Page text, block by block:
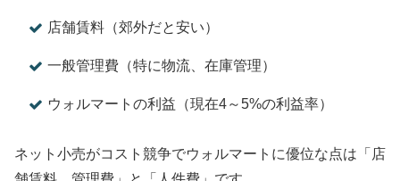
店舗賃料（郊外だと安い）
一般管理費（特に物流、在庫管理）
ウォルマートの利益（現在4～5%の利益率）
ネット小売がコスト競争でウォルマートに優位な点は「店